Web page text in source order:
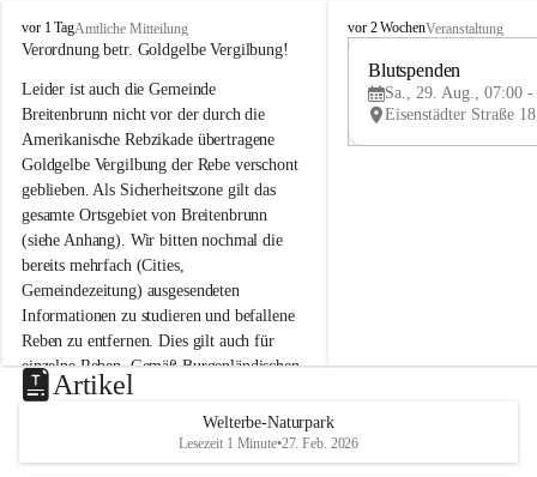
B
r
i
t
e
n
b
r
u
n
n
a
m
N
e
u
s
d
vor 1 TagAmtliche Mitteilung
Verordnung betr. Goldgelbe Vergilbung!
Leider ist auch die Gemeinde
Breitenbrunn nicht vor der durch die
Amerikanische Rebzikade übertragene
Goldgelbe Vergilbung der Rebe verschont
geblieben. Als Sicherheitszone gilt das
gesamte Ortsgebiet von Breitenbrunn
(siehe Anhang). Wir bitten nochmal die
bereits mehrfach (Cities,
Gemeindezeitung) ausgesendeten
Informationen zu studieren und befallene
Reben zu entfernen. Dies gilt auch für
einzelne Reben. Gemäß Burgenländischen
Weinbaugesetz sind nicht gepflegte oder
unzulässige Weingärten zu roden! Bitte
helfen wir zusammen um unsere Winzer
vor den prognostizierten Ernteausfällen
B
e
u
e
d
vor 2 WochenVeranstaltung
Blutspenden
Sa., 29. Aug., 07:00 -
Artikel
Welterbe-Naturpark
Lesezeit 1 Minute•27. Feb. 2026